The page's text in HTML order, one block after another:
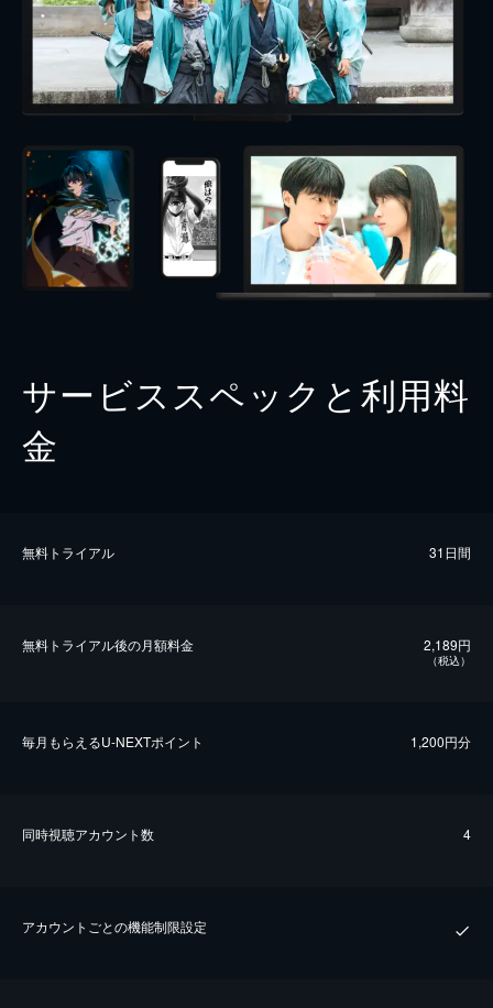
サービススペックと利用料
金
無料トライアル 31日間
無料トライアル後の⽉額料金 2,189円
（税込）
毎⽉もらえるU-NEXTポイント 1,200円分
同時視聴アカウント数 4
アカウントごとの機能制限設定